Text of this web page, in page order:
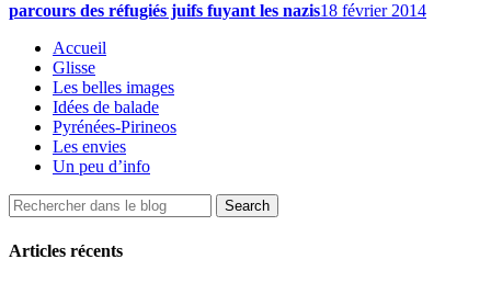
parcours des réfugiés juifs fuyant les nazis18 février 2014
Accueil
Glisse
Les belles images
Idées de balade
Pyrénées-Pirineos
Les envies
Un peu d’info
Articles récents